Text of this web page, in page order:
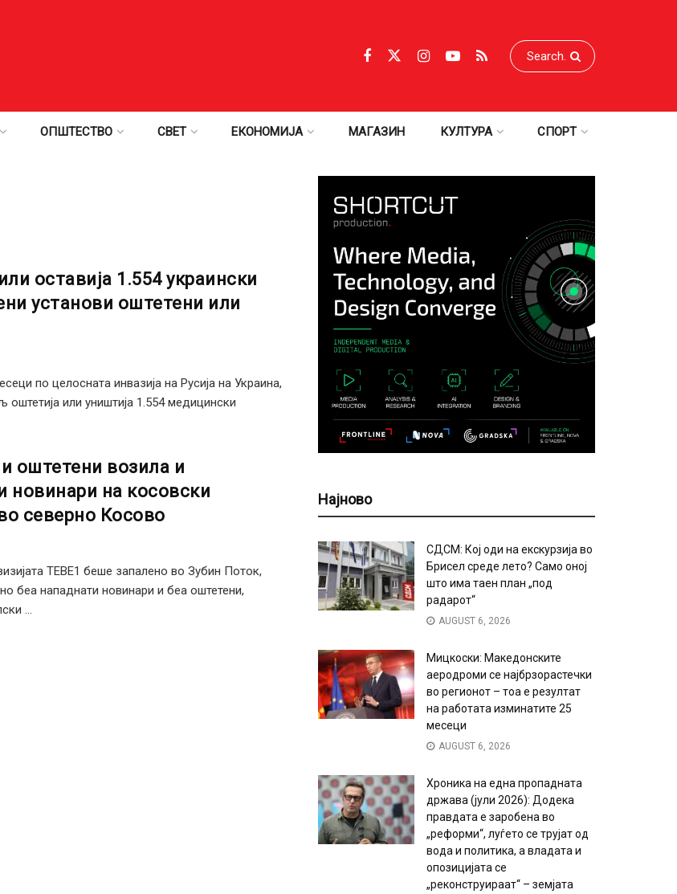
ОПШТЕСТВО СВЕТ ЕКОНОМИЈА МАГАЗИН КУЛТУРА СПОРТ
оставија 1.554 украински
установи оштетени или
по целосната инвазија на Русија на Украина,
оштетија или уништија 1.554 медицински
оштетени возила и
новинари на косовски
северно Косово
ТЕВЕ1 беше запалено во Зубин Поток,
беа нападнати новинари и беа оштетени,
...
Најново
СДСМ: Кој оди на екскурзија во
Брисел среде лето? Само оној
што има таен план „под
радарот“
AUGUST 6, 2026
Мицкоски: Македонските
аеродроми се најбрзорастечки
во регионот – тоа е резултат
на работата изминатите 25
месеци
AUGUST 6, 2026
Хроника на една пропадната
држава (јули 2026): Додека
правдата е заробена во
„реформи“, луѓето се трујат од
вода и политика, а владата и
опозицијата се
„реконструираат“ – земјата